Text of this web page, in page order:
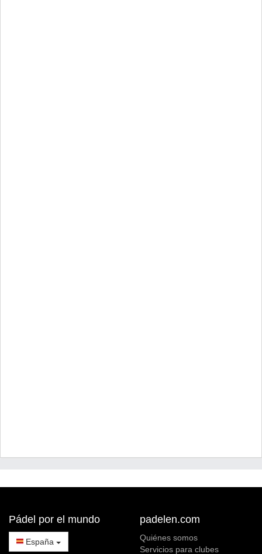
Pádel por el mundo
España
padelen.com
Quiénes somos
Servicios para clubes